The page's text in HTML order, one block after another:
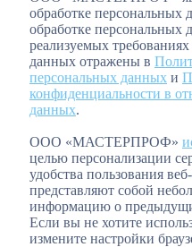
обработке
обработке персональных
реализуемых
данных отражены в
персональных данных и
конфиденциальности в
данных.
ООО «МАСТЕРПРОФ»
целью персонализации
удобства пользования
представляют собой
информацию о
Если вы не хотите
измените настройки